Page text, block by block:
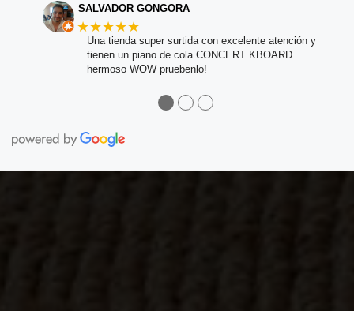
SALVADOR GONGORA
★★★★★
Una tienda super surtida con excelente atención y
tienen un piano de cola CONCERT KBOARD
hermoso WOW pruebenlo!
●●●